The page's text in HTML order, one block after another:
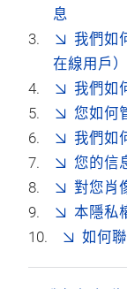
息
我們如
在線用戶）
我們如
您如何
我們如
您的信
對您肖
本隱私
如何